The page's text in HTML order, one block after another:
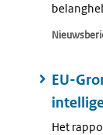
EU-
Het